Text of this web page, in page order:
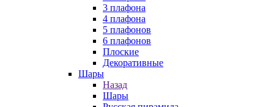
3 плафона
4 плафона
5 плафонов
6 плафонов
Плоские
Декоративные
Шары
Назад
Шары